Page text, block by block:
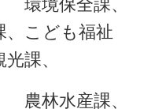
課、
、こども福祉
課、
課、